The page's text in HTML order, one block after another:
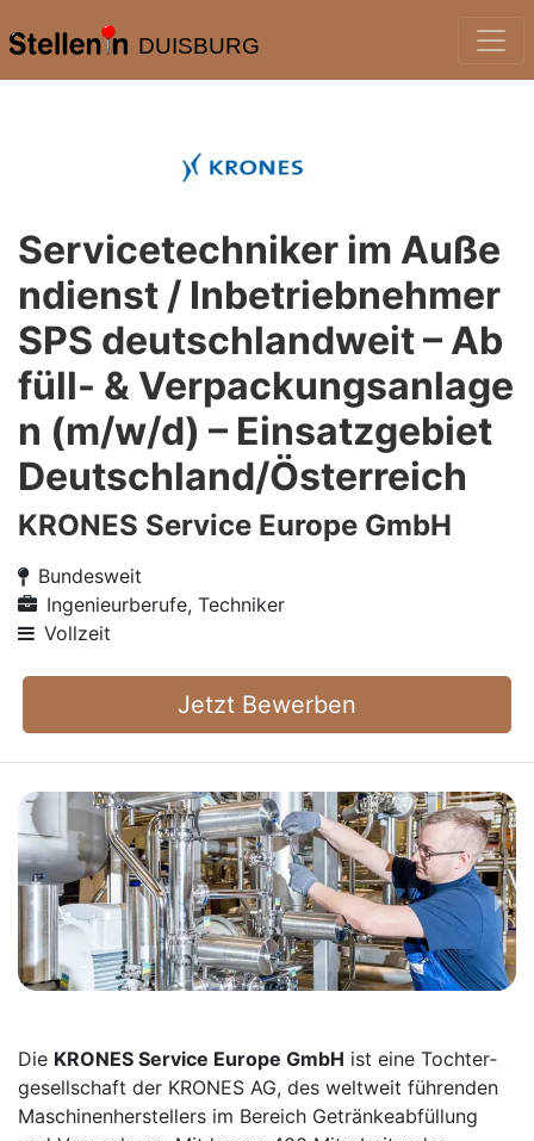
DUISBURG
Servicetechniker im Auße
ndienst / Inbetriebnehmer
SPS deutschlandweit – Ab
füll- & Verpackungsanlage
n (m/w/d) – Einsatzgebiet
Deutschland/Österreich
KRONES Service Europe GmbH
Bundesweit
Ingenieurberufe, Techniker
Vollzeit
Jetzt Bewerben
Die KRONES Service Europe GmbH ist eine Tochter­
gesellschaft der KRONES AG, des weltweit führenden
Maschinen­herstellers im Bereich Getränke­abfüllung